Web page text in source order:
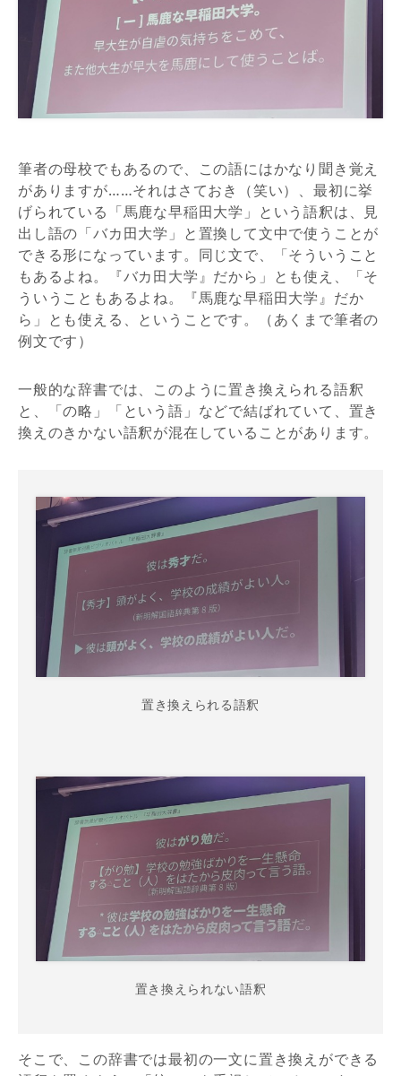
筆者の母校でもあるので、この語にはかなり聞き覚え
がありますが……それはさておき（笑い）、最初に挙
げられている「馬鹿な早稲田大学」という語釈は、見
出し語の「バカ田大学」と置換して文中で使うことが
できる形になっています。同じ文で、「そういうこと
もあるよね。『バカ田大学』だから」とも使え、「そ
ういうこともあるよね。『馬鹿な早稲田大学』だか
ら」とも使える、ということです。（あくまで筆者の
例文です）
一般的な辞書では、このように置き換えられる語釈
と、「の略」「という語」などで結ばれていて、置き
換えのきかない語釈が混在していることがあります。
置き換えられる語釈
置き換えられない語釈
そこで、この辞書では最初の一文に置き換えができる